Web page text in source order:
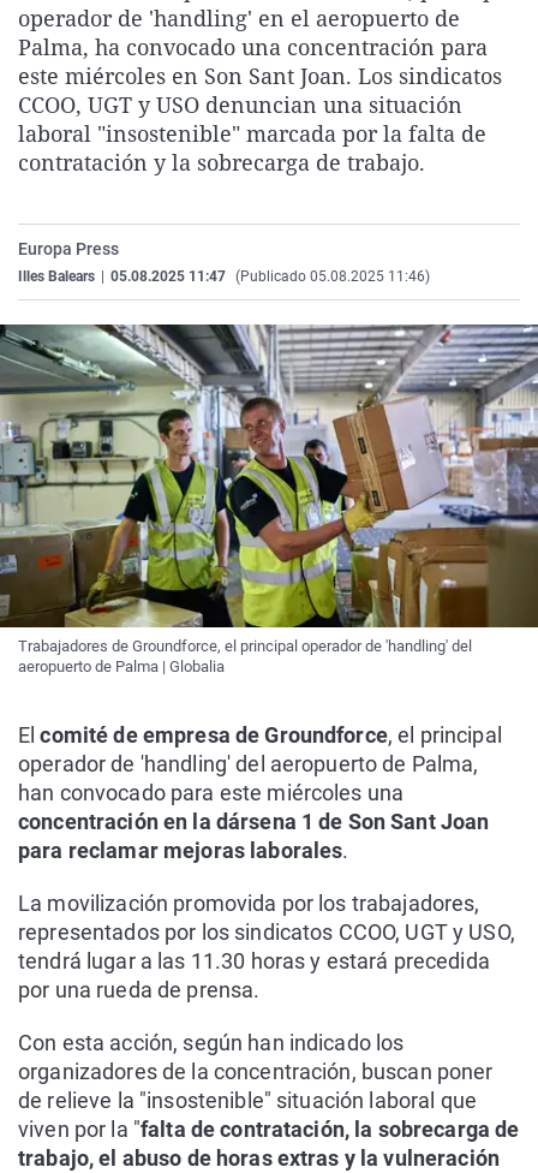
La rosa de los vientos
Gente viajera
Como el perro y el
Caso
Retornados
Equipo de
Operación Viuda
Extremadura
Galicia
La Rioja
Navarra
Virales
Televisión
Elecciones
operador de 'handling' en el aeropuerto de
Palma, ha convocado una concentración para
este miércoles en Son Sant Joan. Los sindicatos
CCOO, UGT y USO denuncian una situación
laboral "insostenible" marcada por la falta de
contratación y la sobrecarga de trabajo.
Europa Press
Illes Balears 05.08.2025 11:47 (Publicado 05.08.2025 11:46)
Trabajadores de Groundforce, el principal operador de 'handling' del
aeropuerto de Palma | Globalia
Elcomité de empresa de Groundforce, el principal
operador de 'handling' del aeropuerto de Palma,
han convocado para este miércoles una
concentración en la dársena 1 de Son Sant Joan
para reclamar mejoras laborales.
La movilización promovida por los trabajadores,
representados por los sindicatos CCOO, UGT y USO,
tendrá lugar a las 11.30 horas y estará precedida
por una rueda de prensa.
Con esta acción, según han indicado los
organizadores de la concentración, buscan poner
de relieve la "insostenible" situación laboral que
viven por la "falta de contratación, la sobrecarga de
trabajo, el abuso de horas extras y la vulneración